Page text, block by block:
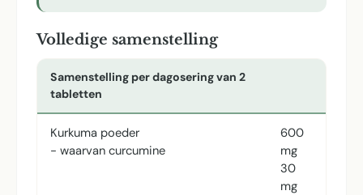
Volledige samenstelling
Samenstelling per dagosering van 2
tabletten
Kurkuma poeder
- waarvan curcumine
600
mg
30
mg